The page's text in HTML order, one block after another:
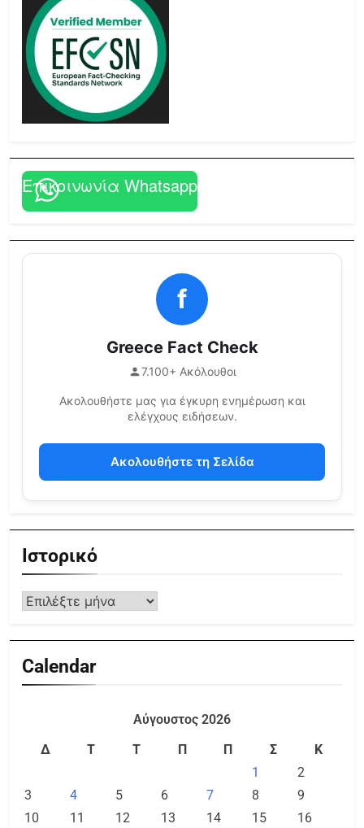
Επικοινωνία Whatsapp
f
Greece Fact Check
7.100+ Ακόλουθοι
Ακολουθήστε μας για έγκυρη ενημέρωση και
ελέγχους ειδήσεων.
Ακολουθήστε τη Σελίδα
Ιστορικό
Calendar
Αύγουστος 2026
Δ
Τ Τ Π Π Σ
Κ
1
2
3
4 5 6 7 8
9
10
11 12 13 14 15
16